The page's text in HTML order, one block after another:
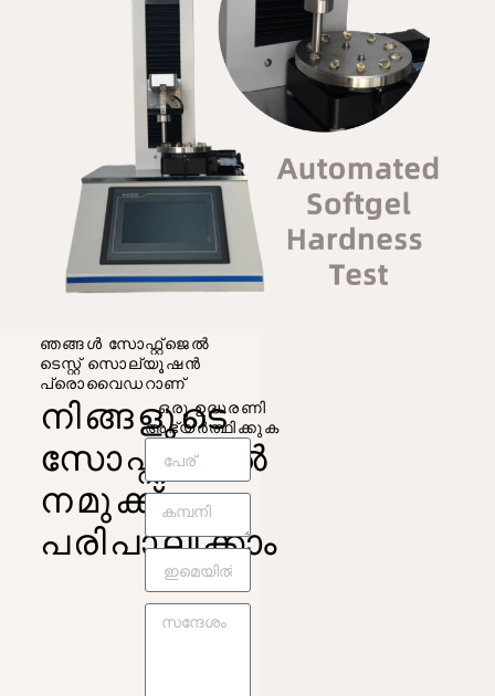
ഞങ്ങൾ സോഫ്റ്റ്‌ജെൽ
ടെസ്റ്റ് സൊല്യൂഷൻ
പ്രൊവൈഡറാണ്
നിങ്ങളുടെ
സോഫ്റ്റ്‌ജെൽ
നമുക്ക്
പരിപാലിക്കാം
ഒരു ഉദ്ധരണി
അഭ്യർത്ഥിക്കുക